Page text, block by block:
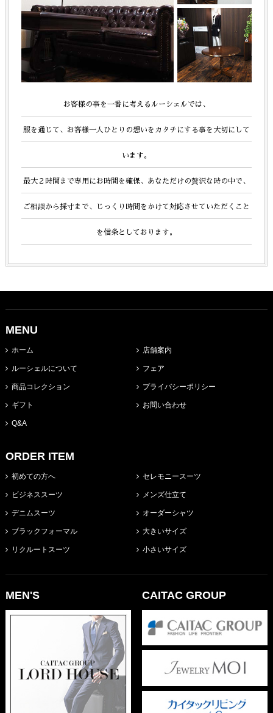
お客様の事を一番に考えるルーシェルでは、
服を通じて、お客様一人ひとりの想いをカタチにする事を大切にして
います。
最大２時間まで専用にお時間を確保、あなただけの贅沢な時の中で、
ご相談から採寸まで、じっくり時間をかけて対応させていただくこと
を信条としております。
MENU
ホーム
ルーシェルについて
商品コレクション
ギフト
Q&A
店舗案内
フェア
プライバシーポリシー
お問い合わせ
ORDER ITEM
初めての方へ
ビジネススーツ
デニムスーツ
ブラックフォーマル
リクルートスーツ
セレモニースーツ
メンズ仕立て
オーダーシャツ
大きいサイズ
小さいサイズ
MEN'S CAITAC GROUP